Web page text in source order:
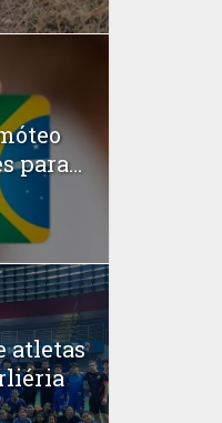
para...
atletas